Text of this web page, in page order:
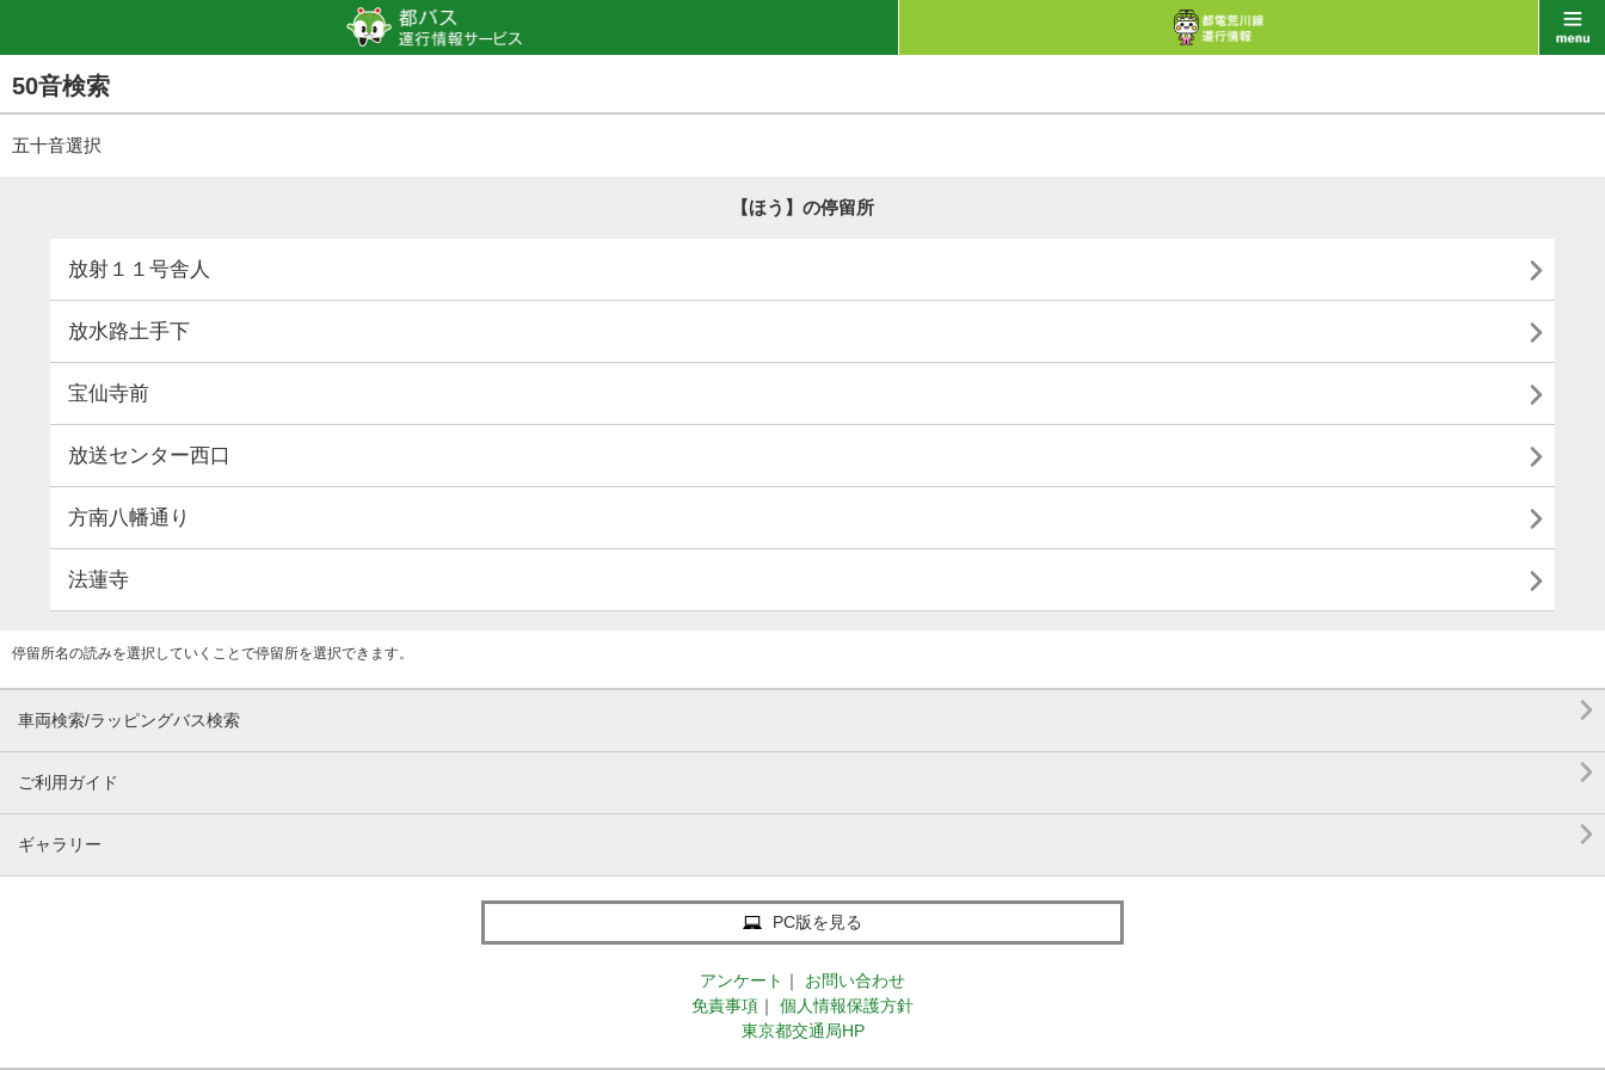
50音検索
五十音選択
【ほう】の停留所
放射１１号舎人 
放水路土手下 
宝仙寺前 
放送センター西口 
方南八幡通り 
法蓮寺 
停留所名の読みを選択していくことで停留所を選択できます。
車両検索/ラッピングバス検索 
ご利用ガイド 
ギャラリー 
PC版を見る
アンケート ｜
お問い合わせ
免責事項 ｜
個人情報保護方針
東京都交通局HP